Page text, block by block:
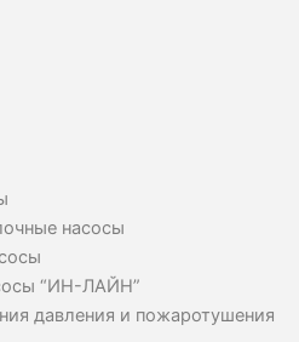
насосы
“ИН-ЛАЙН”
давления и пожаротушения